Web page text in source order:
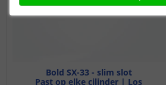
Bold SX-33 - slim slot
Past op elke cilinder | Los